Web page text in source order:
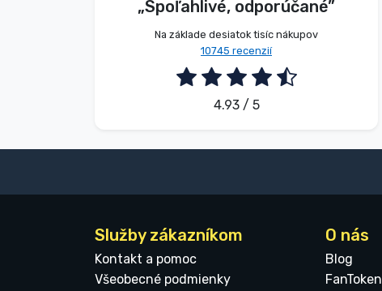
„Spoľahlivé, odporúčané”
Na základe desiatok tisíc nákupov
10745 recenzií
4.93 / 5
2026. 08. 08.
Služby zákazníkom
Kontakt a pomoc
Všeobecné podmienky
O nás
Blog
FanToken